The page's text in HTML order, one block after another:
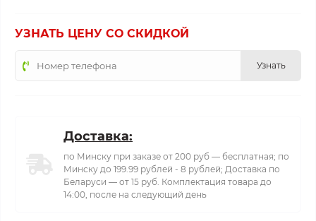
УЗНАТЬ ЦЕНУ СО СКИДКОЙ
Узнать
Доставка:
по Минску при заказе от 200 руб — бесплатная; по
Минску до 199.99 рублей - 8 рублей; Доставка по
Беларуси — от 15 руб. Комплектация товара до
14:00, после на следующий день